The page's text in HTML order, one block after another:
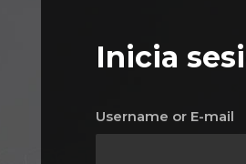
Inicia
Username or E-mail